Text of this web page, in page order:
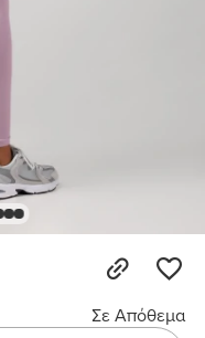
Σε Απόθεμα